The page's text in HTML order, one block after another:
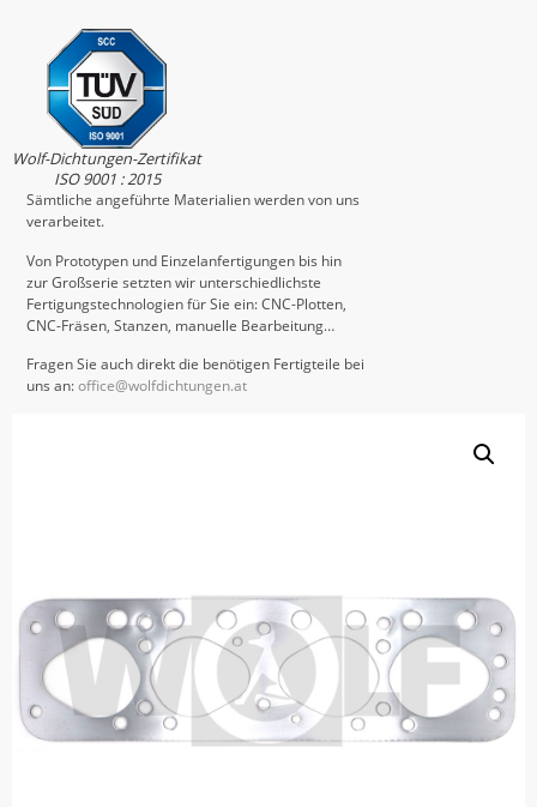
Wolf-Dichtungen-Zertifikat
ISO 9001 : 2015
Sämtliche angeführte Materialien werden von uns
verarbeitet.
Von Prototypen und Einzelanfertigungen bis hin
zur Großserie setzten wir unterschiedlichste
Fertigungstechnologien für Sie ein: CNC-Plotten,
CNC-Fräsen, Stanzen, manuelle Bearbeitung…
Fragen Sie auch direkt die benötigen Fertigteile bei
uns an:office@wolfdichtungen.at